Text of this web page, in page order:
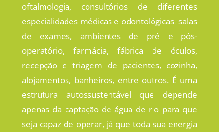
oftalmologia, consultórios de diferentes
especialidades médicas e odontológicas, salas
de exames, ambientes de pré e pós-
operatório, farmácia, fábrica de óculos,
recepção e triagem de pacientes, cozinha,
alojamentos, banheiros, entre outros. É uma
estrutura autossustentável que depende
apenas da captação de água de rio para que
seja capaz de operar, já que toda sua energia